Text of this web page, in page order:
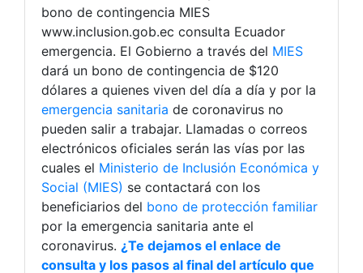
bono de contingencia MIES
www.inclusion.gob.ec consulta Ecuador
emergencia. El Gobierno a través del MIES
dará un bono de contingencia de $120
dólares a quienes viven del día a día y por la
emergencia sanitaria de coronavirus no
pueden salir a trabajar. Llamadas o correos
electrónicos oficiales serán las vías por las
cuales el Ministerio de Inclusión Económica y
Social (MIES) se contactará con los
beneficiarios del bono de protección familiar
por la emergencia sanitaria ante el
coronavirus. ¿Te dejamos el enlace de
consulta y los pasos al final del artículo que